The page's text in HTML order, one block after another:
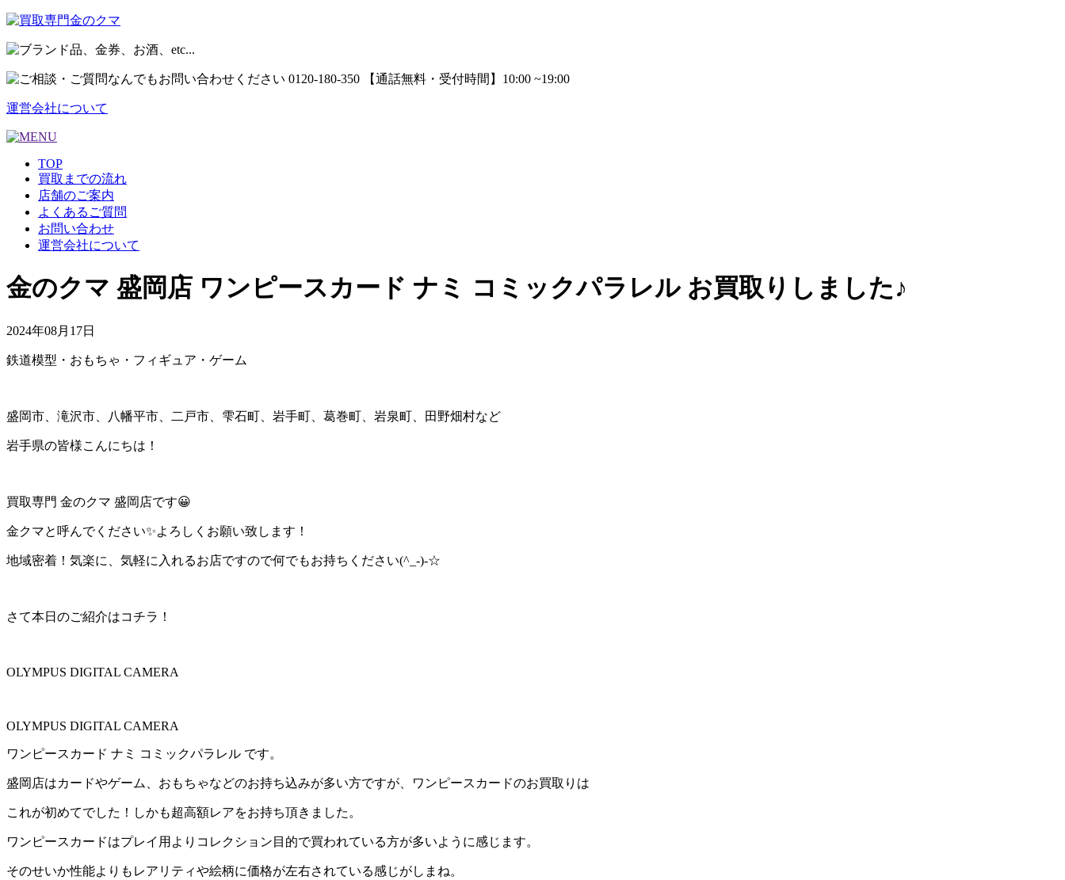
運営会社について
TOP
買取までの流れ
店舗のご案内
よくあるご質問
お問い合わせ
運営会社について
金のクマ 盛岡店 ワンピースカード ナミ コミックパラレル お買取りしました♪
2024年08月17日
鉄道模型・おもちゃ・フィギュア・ゲーム
盛岡市、滝沢市、八幡平市、二戸市、雫石町、岩手町、葛巻町、岩泉町、田野畑村など
岩手県の皆様こんにちは！
買取専門 金のクマ 盛岡店です😀
金クマと呼んでください✨よろしくお願い致します！
地域密着！気楽に、気軽に入れるお店ですので何でもお持ちください(^_-)-☆
さて本日のご紹介はコチラ！
OLYMPUS DIGITAL CAMERA
OLYMPUS DIGITAL CAMERA
ワンピースカード ナミ コミックパラレル です。
盛岡店はカードやゲーム、おもちゃなどのお持ち込みが多い方ですが、ワンピースカードのお買取りは
これが初めてでした！しかも超高額レアをお持ち頂きました。
ワンピースカードはプレイ用よりコレクション目的で買われている方が多いように感じます。
そのせいか性能よりもレアリティや絵柄に価格が左右されている感じがしまね。